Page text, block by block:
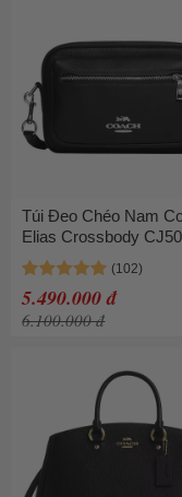
Túi Đeo Chéo Nam
Elias Crossbody
Silver/Black Màu Đen
5.490.000 đ
6.100.000 đ